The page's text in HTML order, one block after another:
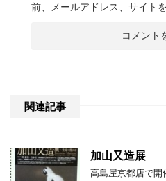
前、メールアドレス、サイト
関連記事
加山又造展
高島屋京都店で開